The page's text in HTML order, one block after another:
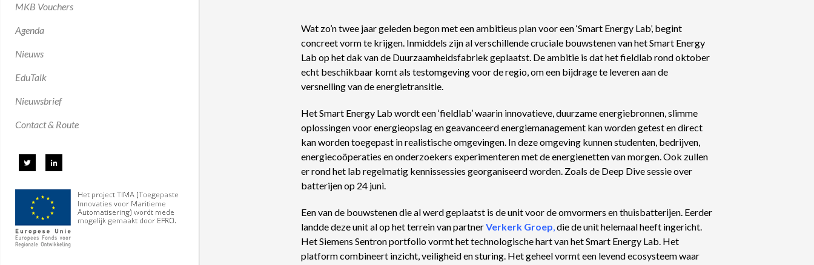
MKB Vouchers
Agenda
Nieuws
EduTalk
Nieuwsbrief
Contact & Route
Wat zo’n twee jaar geleden begon met een ambitieus plan voor een ‘Smart Energy Lab’, begint
concreet vorm te krijgen. Inmiddels zijn al verschillende cruciale bouwstenen van het Smart Energy
Lab op het dak van de Duurzaamheidsfabriek geplaatst. De ambitie is dat het fieldlab rond oktober
echt beschikbaar komt als testomgeving voor de regio, om een bijdrage te leveren aan de
versnelling van de energietransitie.
Het Smart Energy Lab wordt een ‘fieldlab’ waarin innovatieve, duurzame energiebronnen, slimme
oplossingen voor energieopslag en geavanceerd energiemanagement kan worden getest en direct
kan worden toegepast in realistische omgevingen. In deze omgeving kunnen studenten, bedrijven,
energiecoöperaties en onderzoekers experimenteren met de energienetten van morgen. Ook zullen
er rond het lab regelmatig kennissessies georganiseerd worden. Zoals de Deep Dive sessie over
batterijenop 24 juni.
Een van de bouwstenen die al werd geplaatst is de unit voor de omvormers en thuisbatterijen. Eerder
landde deze unit al op het terrein van partnerVerkerk Groep die de unit helemaal heeft ingericht.
Het Siemens Sentron portfolio vormt het technologische hart van het Smart Energy Lab. Het
platform combineert inzicht, veiligheid en sturing. Het geheel vormt een levend ecosysteem waar